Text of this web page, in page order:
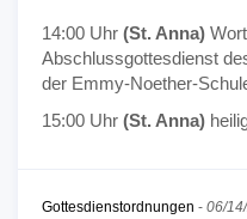
14:00 Uhr (St. Anna)
Abschlussgottesdienst
der Emmy-Noether-
15:00 Uhr (St. Anna)
Gottesdienstordnungen - 06/